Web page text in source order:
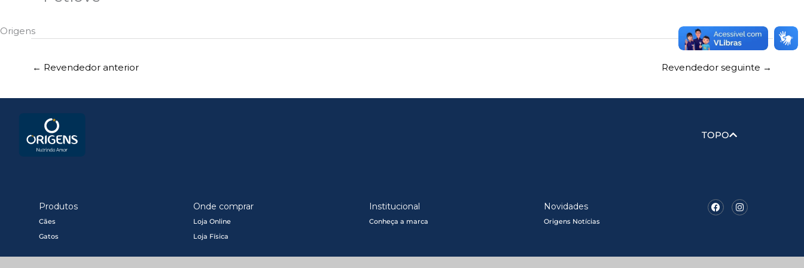
Origens
← Revendedor anterior Revendedor seguinte →
TOPO
Produtos
Cães
Gatos
Onde comprar
Loja Online
Loja Física
Institucional
Conheça a marca
Novidades
Origens Notícias
FacebookInstagram